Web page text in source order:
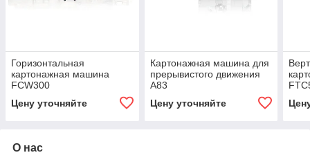
Горизонтальная
картонажная машина
FCW300
Цену уточняйте
Картонажная машина для
прерывистого движения
A83
Цену уточняйте
О нас